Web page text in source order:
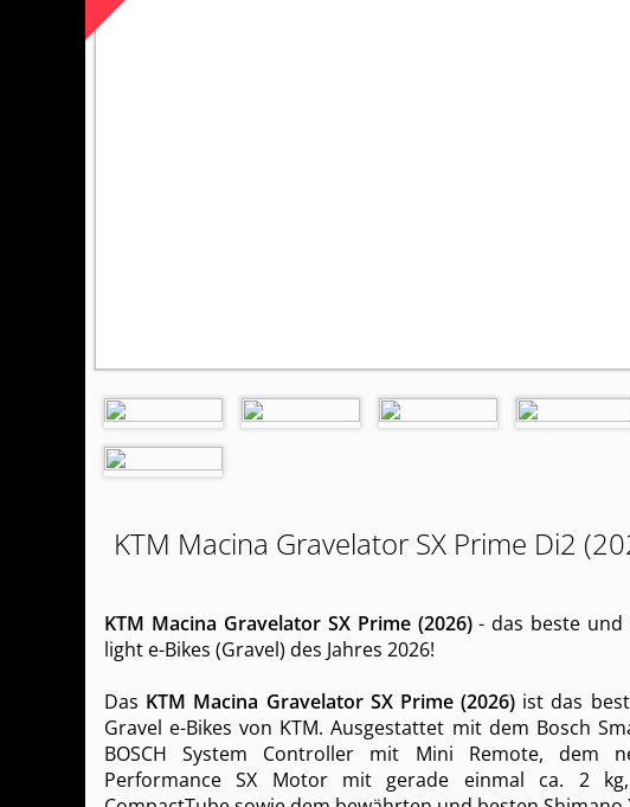
KTM Macina Gravelator SX Prime Di2
KTM Macina Gravelator SX Prime (2026)- das beste und
light e-Bikes (Gravel) des Jahres 2026!
Das KTM Macina Gravelator SX Prime (2026) ist das
Gravel e-Bikes von KTM. Ausgestattet mit dem Bosch
BOSCH System Controller mit Mini Remote, dem
Performance SX Motor mit gerade einmal ca. 2